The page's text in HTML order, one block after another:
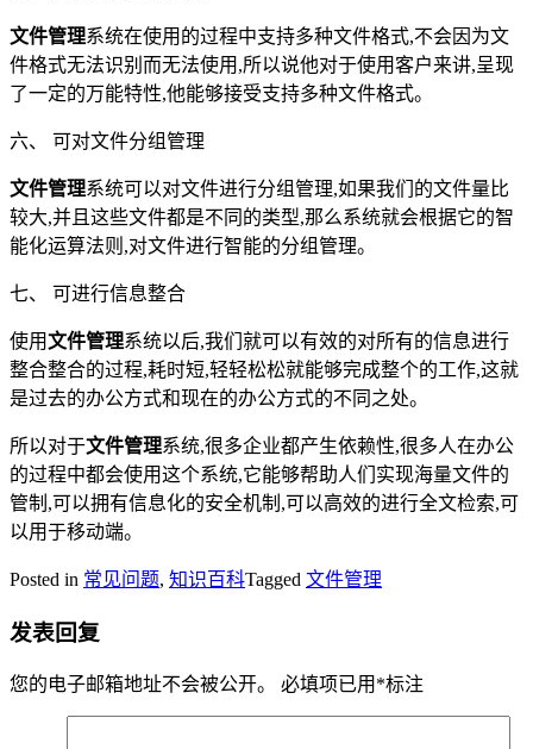
文件管理系统在使用的过程中支持多种文件格式,不会因为文
件格式无法识别而无法使用,所以说他对于使用客户来讲,呈现
了一定的万能特性,他能够接受支持多种文件格式。
六、 可对文件分组管理
文件管理系统可以对文件进行分组管理,如果我们的文件量比
较大,并且这些文件都是不同的类型,那么系统就会根据它的智
能化运算法则,对文件进行智能的分组管理。
七、 可进行信息整合
使用文件管理系统以后,我们就可以有效的对所有的信息进行
整合整合的过程,耗时短,轻轻松松就能够完成整个的工作,这就
是过去的办公方式和现在的办公方式的不同之处。
所以对于文件管理系统,很多企业都产生依赖性,很多人在办公
的过程中都会使用这个系统,它能够帮助人们实现海量文件的
管制,可以拥有信息化的安全机制,可以高效的进行全文检索,可
以用于移动端。
Posted in 常见问题, 知识百科Tagged 文件管理
发表回复
您的电子邮箱地址不会被公开。 必填项已用 *标注